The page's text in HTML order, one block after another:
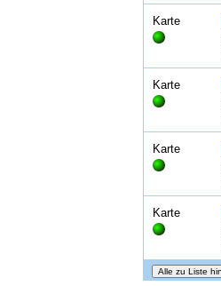
Karte
Karte
Karte
Karte